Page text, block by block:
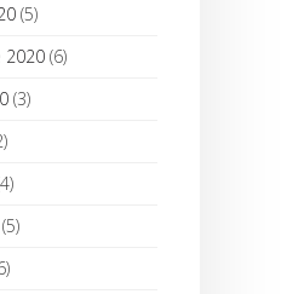
(5)
2020 (6)
(3)
(5)